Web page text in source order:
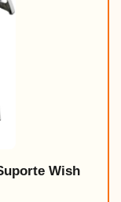
Wish